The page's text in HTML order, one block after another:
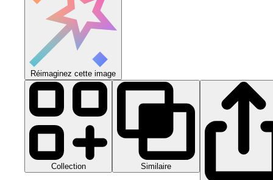
Réimaginez cette image
Collection Similaire